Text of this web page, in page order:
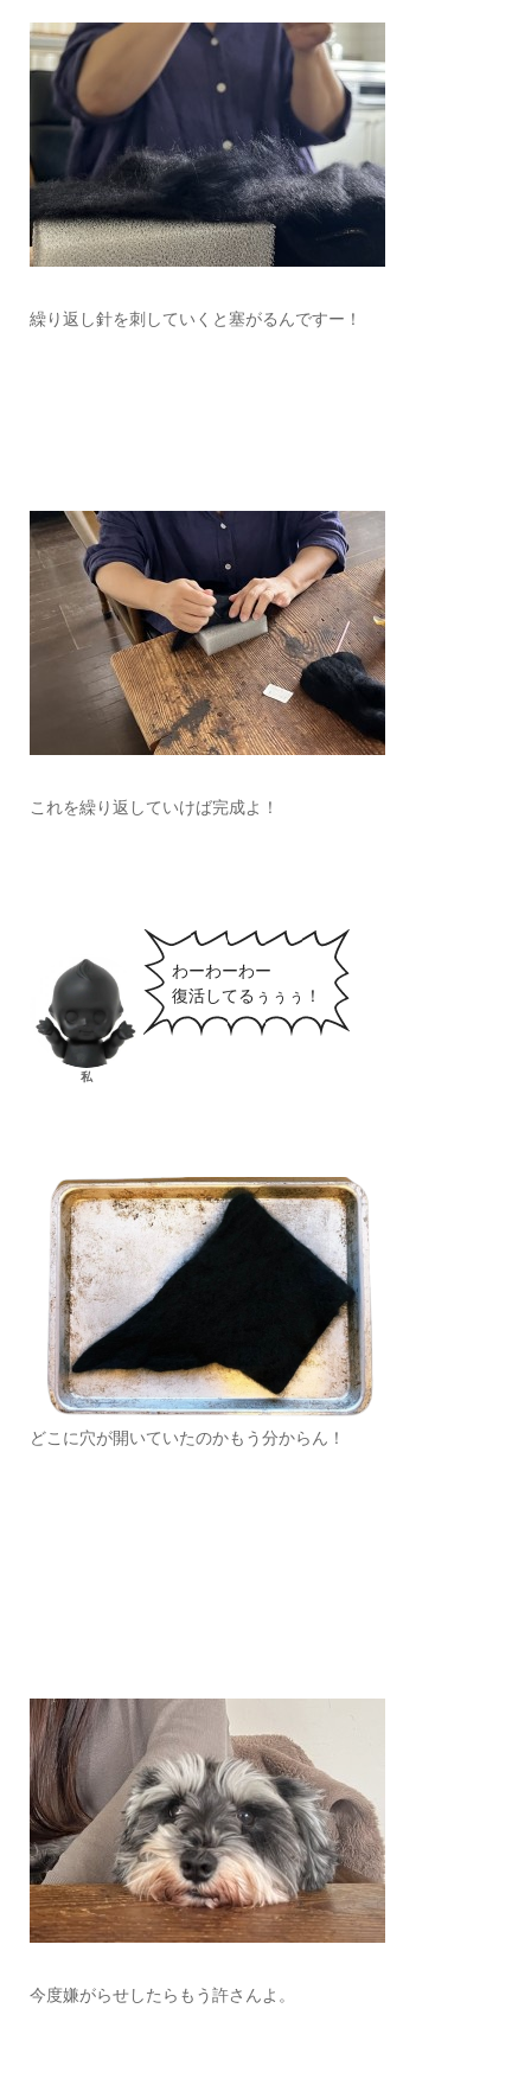
繰り返し針を刺していくと塞がるんですー！
これを繰り返していけば完成よ！
私
わーわーわー
復活してるぅぅぅ！
どこに穴が開いていたのかもう分からん！
今度嫌がらせしたらもう許さんよ。